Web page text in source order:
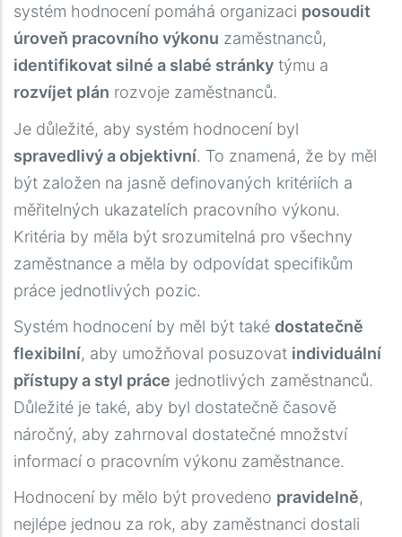
systém hodnocení pomáhá organizaci posoudit
úroveň pracovního výkonu zaměstnanců,
identifikovat silné a slabé stránky týmu a
rozvíjet plán rozvoje zaměstnanců.
Перше звернення до фінансової компанії може
бути не лише швидким, а й надзвичайно
вигідним завдяки вітальним бонусам.
Перейшовши за посиланням
https://creditloan.net.ua/bez-vidsotkiv/, ви
дізнаєтеся, як отримати свою першу позику на
пільгових умовах. Це дозволяє протестувати
швидкість роботи сервісу та якість
обслуговування, практично не витрачаючи
коштів на оплату відсоткової ставки.
Верифікація за допомогою BankID робить
процес ще безпечнішим, автоматично
заповнюючи необхідні поля в анкеті для вашої
Je důležité, aby systém hodnocení byl
spravedlivý a objektivní. To znamená, že by měl
být založen na jasně definovaných kritériích a
měřitelných ukazatelích pracovního výkonu.
Kritéria by měla být srozumitelná pro všechny
zaměstnance a měla by odpovídat specifikům
práce jednotlivých pozic.
Systém hodnocení by měl být také dostatečně
flexibilní, aby umožňoval posuzovat individuální
přístupy a styl práce jednotlivých zaměstnanců.
Důležité je také, aby byl dostatečně časově
náročný, aby zahrnoval dostatečné množství
informací o pracovním výkonu zaměstnance.
Hodnocení by mělo být provedeno pravidelně,
nejlépe jednou za rok, aby zaměstnanci dostali